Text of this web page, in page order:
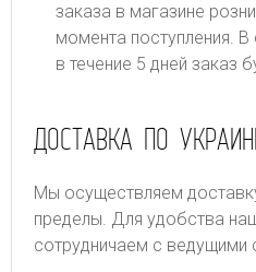
заказа в магазине
момента поступления. В
в течение 5 дней заказ
ДОСТАВКА ПО
Мы осуществляем
пределы. Для удобства
сотрудничаем с ведущими